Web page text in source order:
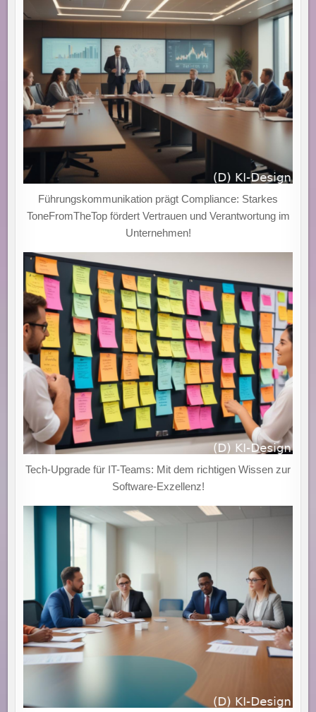
PLATTFORMEN
FÜR
DATENSCHUTZKONFORME
ANWENDUNGSGESTALTUNG!
Führungskommunikation prägt Compliance: Starkes
ToneFromTheTop fördert Vertrauen und Verantwortung im
Unternehmen!
Tech-Upgrade für IT-Teams: Mit dem richtigen Wissen zur
Software-Exzellenz!